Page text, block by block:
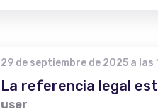
29 de septiembre de 2025 a las
La referencia legal
user